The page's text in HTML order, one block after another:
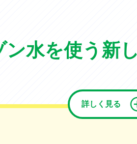
ン水を使う 新
詳しく見る